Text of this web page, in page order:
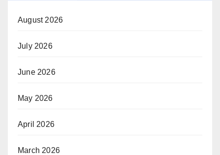
August 2026
July 2026
June 2026
May 2026
April 2026
March 2026